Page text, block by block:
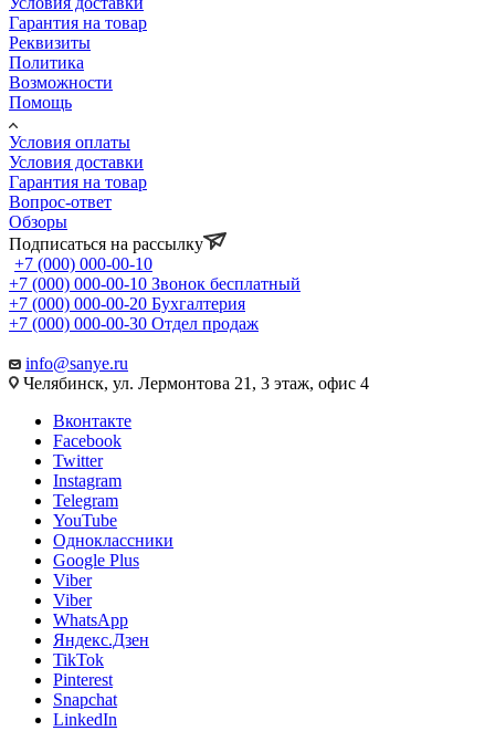
Гарантия на товар
Реквизиты
Политика
Возможности
Помощь
Условия оплаты
Условия доставки
Гарантия на товар
Вопрос-ответ
Обзоры
Подписаться на рассылку
+7 (000) 000-00-10
+7 (000) 000-00-10 Звонок бесплатный
+7 (000) 000-00-20 Бухгалтерия
+7 (000) 000-00-30 Отдел продаж
info@sanye.ru
Челябинск, ул. Лермонтова 21, 3 этаж, офис 4
Вконтакте
Facebook
Twitter
Instagram
Telegram
YouTube
Одноклассники
Google Plus
Viber
Viber
WhatsApp
Яндекс.Дзен
TikTok
Pinterest
Snapchat
LinkedIn